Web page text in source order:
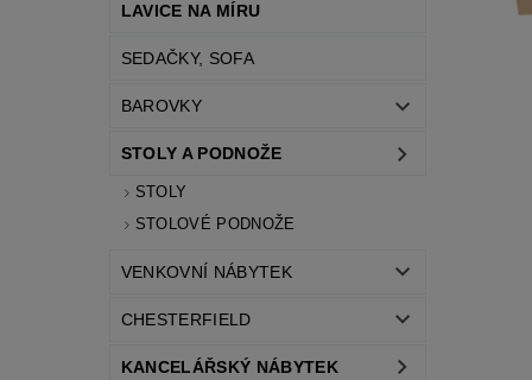
LAVICE NA MÍRU
SEDAČKY, SOFA
BAROVKY
STOLY A PODNOŽE
STOLY
STOLOVÉ PODNOŽE
VENKOVNÍ NÁBYTEK
CHESTERFIELD
KANCELÁŘSKÝ NÁBYTEK